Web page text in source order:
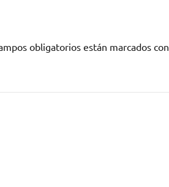
obligatorios están marcados con